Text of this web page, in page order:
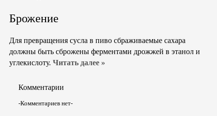
Брожение
Для превращения сусла в пиво сбраживаемые сахара
должны быть сброжены ферментами дрожжей в этанол и
углекислоту. Читать далее »
Комментарии
-Комментариев нет-